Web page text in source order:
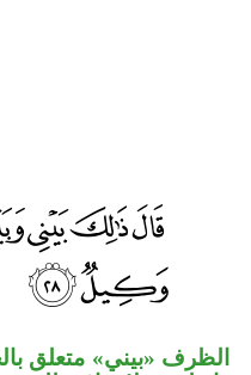
الظرف «بيني» متعلق